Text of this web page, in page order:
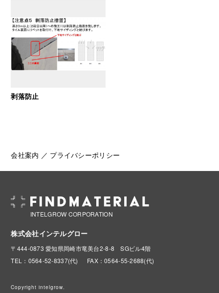
剥落防止
会社案内 ／ プライバシーポリシー
INTELGROW CORPORATION
株式会社インテルグロー
〒444-0873 愛知県岡崎市竜美台2-8-8 SGビル4階
TEL：0564-52-8337(代)
FAX：0564-55-2688(代)
Copyright intelgrow.